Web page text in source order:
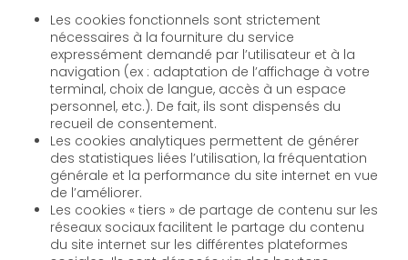
Les cookies fonctionnels sont strictement
nécessaires à la fourniture du service
expressément demandé par l’utilisateur et à la
navigation (ex : adaptation de l’affichage à votre
terminal, choix de langue, accès à un espace
personnel, etc.). De fait, ils sont dispensés du
recueil de consentement.
Les cookies analytiques permettent de générer
des statistiques liées l’utilisation, la fréquentation
générale et la performance du site internet en vue
de l’améliorer.
Les cookies « tiers » de partage de contenu sur les
réseaux sociaux facilitent le partage du contenu
du site internet sur les différentes plateformes